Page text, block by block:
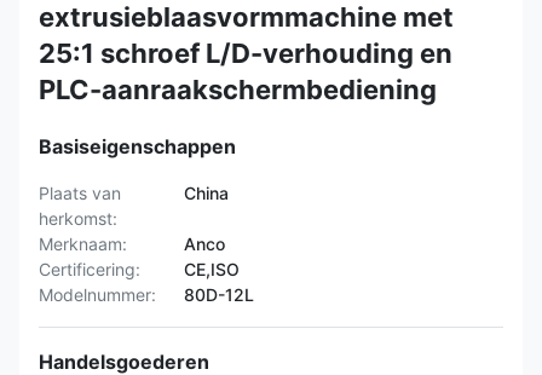
extrusieblaasvormmachine met
25:1 schroef L/D-verhouding en
PLC-aanraakschermbediening
Basiseigenschappen
Plaats van
herkomst:
China
Merknaam:
Anco
Certificering:
CE,ISO
Modelnummer:
80D-12L
Handelsgoederen